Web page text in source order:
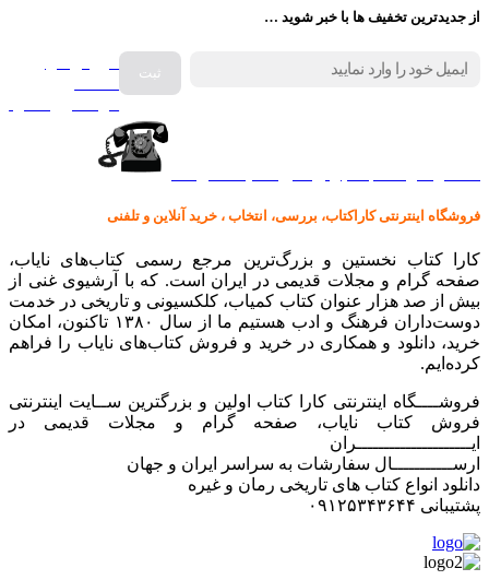
از جدیدترین تخفیف ها با خبر شوید …
فروش انواع
فروشگاه اینترنتی کاراکتاب، بررسی، انتخاب ، خرید آنلاین و تلفنی
کارا کتاب نخستین و بزرگ‌ترین مرجع رسمی کتاب‌های نایاب،
صفحه گرام و مجلات قدیمی در ایران است. که با آرشیوی غنی از
بیش از صد هزار عنوان کتاب کمیاب، کلکسیونی و تاریخی در خدمت
دوست‌داران فرهنگ و ادب هستیم ما از سال ۱۳۸۰ تاکنون، امکان
خرید، دانلود و همکاری در خرید و فروش کتاب‌های نایاب را فراهم
کرده‌ایم.
فروشــــگاه اینترنتی کارا کتاب اولین و بزرگترین ســایت اینترنتی
فروش کتاب نایاب، صفحه گرام و مجلات قدیمی در
ایـــــــــــــــــــــران
ارســـــــــــال سفارشات به سراسر ایران و جهان
دانلود انواع کتاب های تاریخی رمان و غیره
پشتیبانی ۰۹۱۲۵۳۴۳۶۴۴